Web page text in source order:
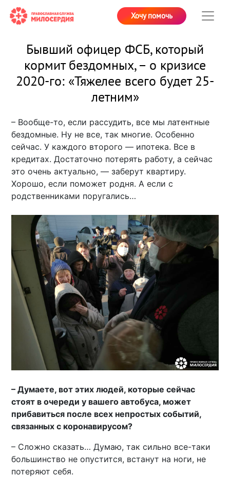
Хочу помочь
Бывший офицер ФСБ, который
кормит бездомных, – о кризисе
2020-го: «Тяжелее всего будет 25-
летним»
– Вообще-то, если рассудить, все мы латентные
бездомные. Ну не все, так многие. Особенно
сейчас. У каждого второго — ипотека. Все в
кредитах. Достаточно потерять работу, а сейчас
это очень актуально, — заберут квартиру.
Хорошо, если поможет родня. А если с
родственниками поругались…
– Думаете, вот этих людей, которые сейчас
стоят в очереди у вашего автобуса, может
прибавиться после всех непростых событий,
связанных с коронавирусом?
– Сложно сказать… Думаю, так сильно все-таки
большинство не опустится, встанут на ноги, не
потеряют себя.